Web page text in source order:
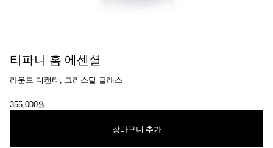
티파니 홈 에센셜
라운드 디캔터, 크리스탈 글래스
355,000원
장바구니 추가